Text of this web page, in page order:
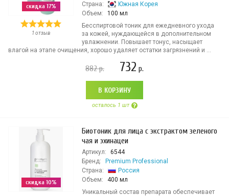
скидка 17%
1 отзыв
Страна:
Южная Корея
Объем:
100 мл
Бесспиртовой тоник для ежедневного ухода
за кожей, нуждающейся в дополнительном
увлажнении. Повышает тонус, насыщает
влагой на этапе очищения, хорошо удаляет остатки загрязнений и ...
882р. 732 р.
В КОРЗИНУ
осталось 1 шт
скидка 10%
Биотоник для лица с экстрактом зеленого
чая и эхинацеи
Артикул:
6544
Бренд:
Premium Professional
Страна:
Россия
Объем:
400 мл
Уникальный состав препарата обеспечивает